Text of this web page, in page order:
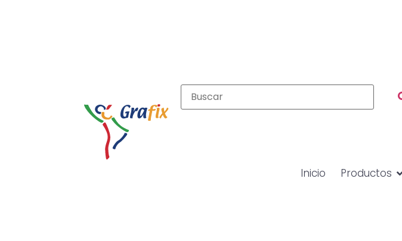
Inicio Productos